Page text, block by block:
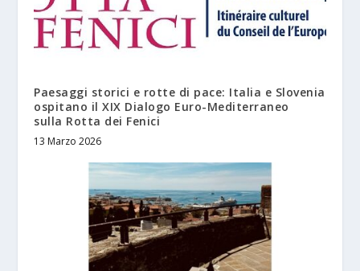
Paesaggi storici e rotte di pace: Italia e Slovenia
ospitano il XIX Dialogo Euro-Mediterraneo
sulla Rotta dei Fenici
13 Marzo 2026